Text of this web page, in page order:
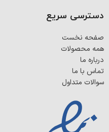
دسترسی سریع
صفحه نخست
همه محصولات
درباره ما
تماس با ما
سوالات متداول